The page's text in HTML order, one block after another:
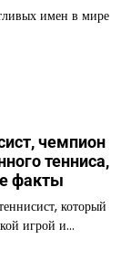
имен в мире
чемпион
тенниса,
факты
который
игрой и…